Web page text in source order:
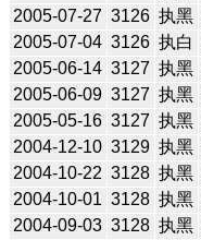
2005-07-27 3126 执黑
2005-07-04 3126 执白
2005-06-14 3127 执黑
2005-06-09 3127 执黑
2005-05-16 3127 执黑
2004-12-10 3129 执黑
2004-10-22 3128 执黑
2004-10-01 3128 执黑
2004-09-03 3128 执黑